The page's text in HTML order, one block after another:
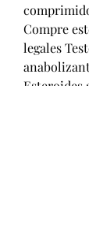
Compre
legales
Esteroides